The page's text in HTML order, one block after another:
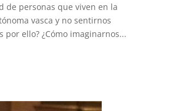
de personas que viven en la
vasca y no sentirnos
por ello? ¿Cómo imaginarnos...